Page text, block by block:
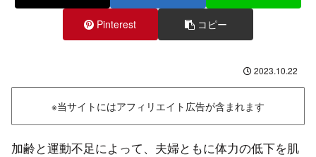
Pinterest コピー
2023.10.22
※当サイトにはアフィリエイト広告が含まれます
加齢と運動不足によって、夫婦ともに体力の低下を肌